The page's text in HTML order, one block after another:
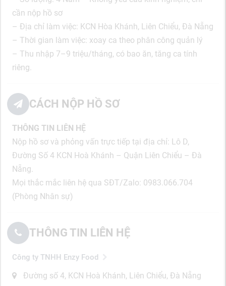
cần nộp hồ sơ
– Địa chỉ làm việc: KCN Hòa Khánh, Liên Chiểu, Đà Nẵng
– Thời gian làm việc: xoay ca theo phân công quản lý
– Thu nhập 7–9 triệu/tháng, có bao ăn, tăng ca tính
riêng.
CÁCH NỘP HỒ SƠ
THÔNG TIN LIÊN HỆ
Nộp hồ sơ và phỏng vấn trực tiếp tại địa chỉ: Lô D,
Đường Số 4 KCN Hoà Khánh – Quận Liên Chiểu – Đà
Nẵng.
Mọi thắc mắc liên hệ qua SĐT/Zalo: 0983.066.704
(Phòng Nhân sự)
THÔNG TIN LIÊN HỆ
Công ty TNHH Enzy Food
Đường số 4, KCN Hoà Khánh, Liên Chiểu, Đà Nẵng